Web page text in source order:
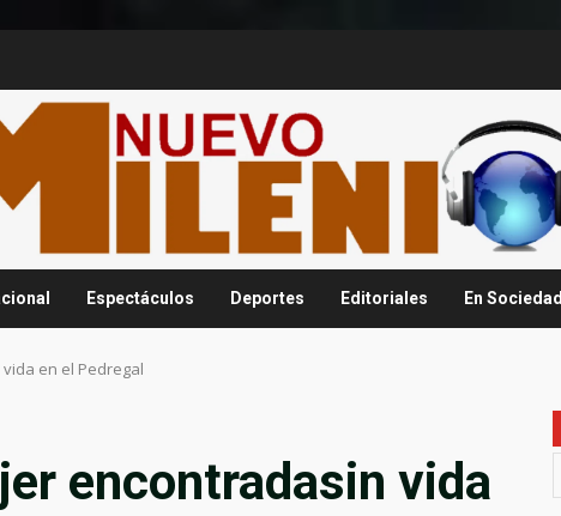
Espectáculos Deportes Editoriales En Sociedad
en el Pedregal
encontradasin vida